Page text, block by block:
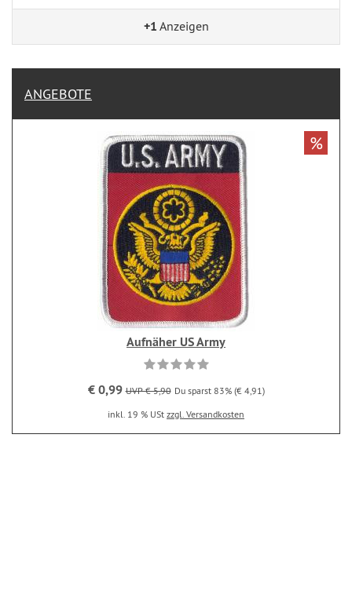
+1 Anzeigen
ANGEBOTE
Aufnäher US Army
€ 0,99 UVP € 5,90 Du sparst 83% (€ 4,91)
inkl. 19 % USt zzgl. Versandkosten
%